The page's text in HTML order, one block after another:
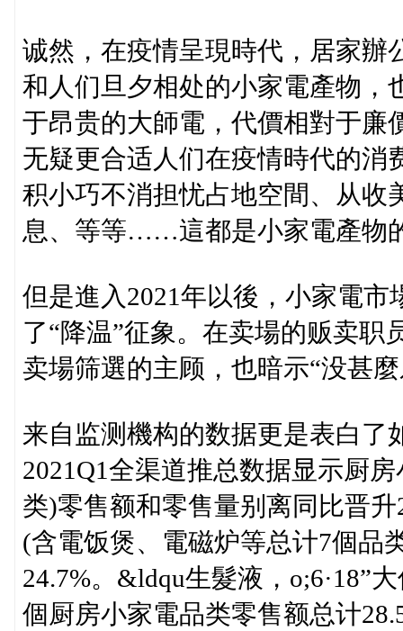
诚然，在疫情呈現時代，居家辦
和人们旦夕相处的小家電產物，
于昂贵的大師電，代價相對于廉
无疑更合适人们在疫情時代的消
积小巧不消担忧占地空間、从收
息、等等……這都是小家電產物
但是進入2021年以後，小家電
了“降温”征象。在卖場的贩卖职
卖場筛選的主顾，也暗示“没甚
来自监测機构的数据更是表白了
2021Q1全渠道推总数据显示厨
类)零售额和零售量别离同比晋
(含電饭煲、電磁炉等总计7個品
24.7%。&ldqu生髮液，o;6·18”
個厨房小家電品类零售额总计